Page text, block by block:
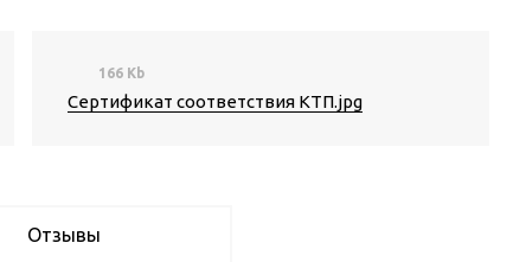
166 Kb
Сертификат соответствия КТП.jpg
Отзывы